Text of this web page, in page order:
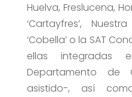
Huelva, Freslucena,
‘Cartayfres’,
‘Cobella’ o la SAT
ellas integradas
Departamento de
asistido-, así